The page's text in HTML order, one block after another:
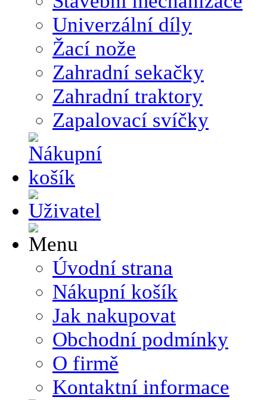
Univerzální díly
Žací nože
Zahradní sekačky
Zahradní traktory
Zapalovací svíčky
Úvodní strana
Nákupní košík
Jak nakupovat
Obchodní podmínky
O firmě
Kontaktní informace